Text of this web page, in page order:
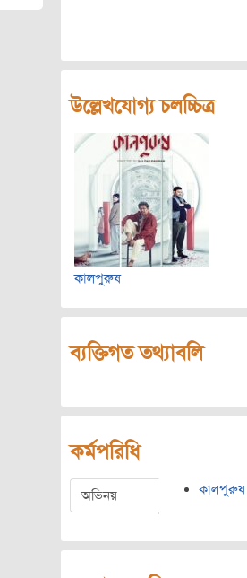
উল্লেখযোগ্য চলচ্চিত্র
কালপুরুষ
ব্যক্তিগত তথ্যাবলি
কর্মপরিধি
অভিনয় কালপুরুষ